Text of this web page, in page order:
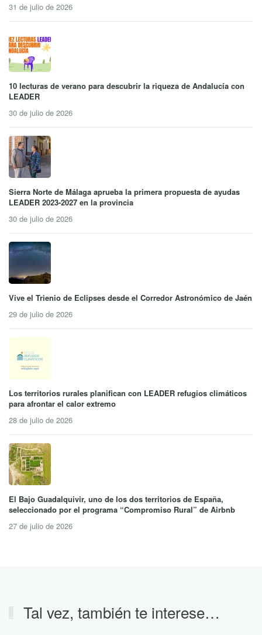
31 de julio de 2026
10 lecturas de verano para descubrir la riqueza de Andalucía con
LEADER
30 de julio de 2026
Sierra Norte de Málaga aprueba la primera propuesta de ayudas
LEADER 2023-2027 en la provincia
30 de julio de 2026
Vive el Trienio de Eclipses desde el Corredor Astronómico de Jaén
29 de julio de 2026
Los territorios rurales planifican con LEADER refugios climáticos
para afrontar el calor extremo
28 de julio de 2026
El Bajo Guadalquivir, uno de los dos territorios de España,
seleccionado por el programa “Compromiso Rural” de Airbnb
27 de julio de 2026
Tal vez, también te interese…